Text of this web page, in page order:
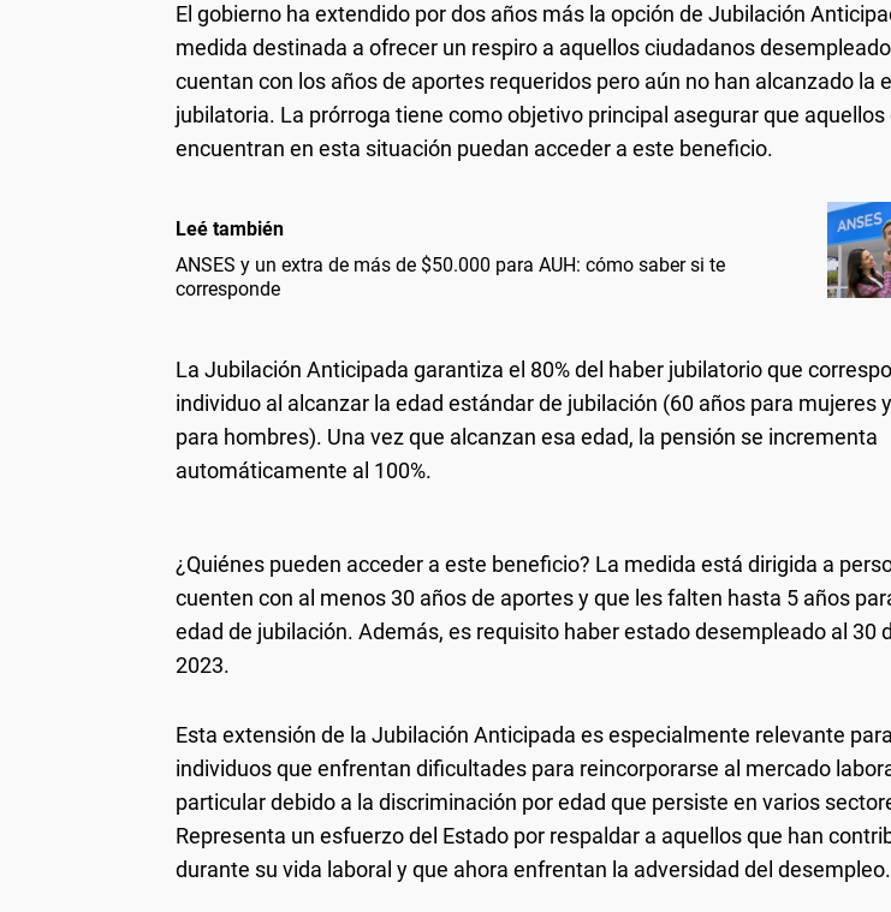
El gobierno ha extendido por dos años más la opción de Jubilación
medida destinada a ofrecer un respiro a aquellos ciudadanos
cuentan con los años de aportes requeridos pero aún no han alcanzado la
jubilatoria. La prórroga tiene como objetivo principal asegurar que aquellos
encuentran en esta situación puedan acceder a este beneficio.
Leé también
ANSES y un extra de más de $50.000 para AUH: cómo saber si te
corresponde
La Jubilación Anticipada garantiza el 80% del haber jubilatorio que
individuo al alcanzar la edad estándar de jubilación (60 años para mujeres
para hombres). Una vez que alcanzan esa edad, la pensión se incrementa
automáticamente al 100%.
¿Quiénes pueden acceder a este beneficio? La medida está dirigida a
cuenten con al menos 30 años de aportes y que les falten hasta 5 años
edad de jubilación. Además, es requisito haber estado desempleado al 30
2023.
Esta extensión de la Jubilación Anticipada es especialmente relevante
individuos que enfrentan dificultades para reincorporarse al mercado
particular debido a la discriminación por edad que persiste en varios
Representa un esfuerzo del Estado por respaldar a aquellos que han
durante su vida laboral y que ahora enfrentan la adversidad del desempleo.